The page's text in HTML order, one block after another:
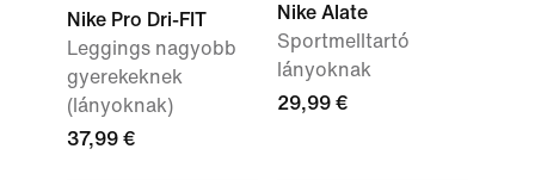
Nike Pro Dri-FIT
Leggings nagyobb
gyerekeknek
(lányoknak)
37,99 €
Nike Alate
Sportmelltartó
lányoknak
29,99 €